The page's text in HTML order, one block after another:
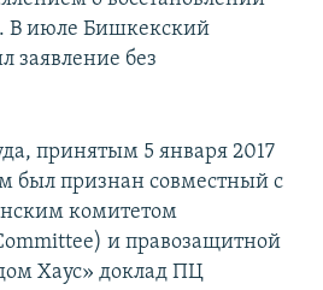
В июле Бишкекский
заявление без
принятым 5 января 2017
был признан совместный с
комитетом
и правозащитной
Хаус» доклад ПЦ